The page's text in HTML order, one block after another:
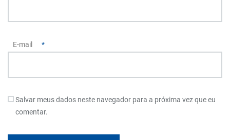
E-mail *
Salvar meus dados neste navegador para a próxima vez que eu
comentar.